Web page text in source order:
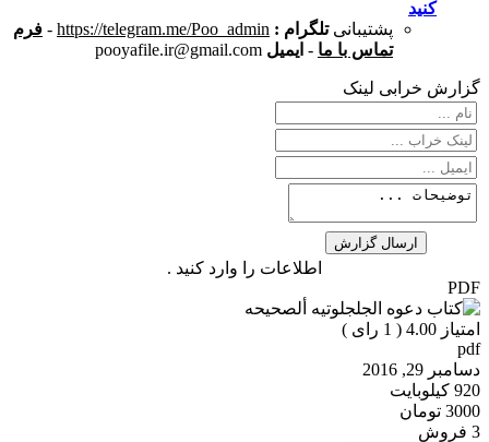
کنید
پشتیبانی تلگرام : https://telegram.me/Poo_admin
- فرم
تماس با ما - ایمیل pooyafile.ir@gmail.com
گزارش خرابی لینک
اطلاعات را وارد کنید .
PDF
امتیاز 4.00 ( 1 رای )
pdf
دسامبر 29, 2016
920 کیلوبایت
3000 تومان
3 فروش